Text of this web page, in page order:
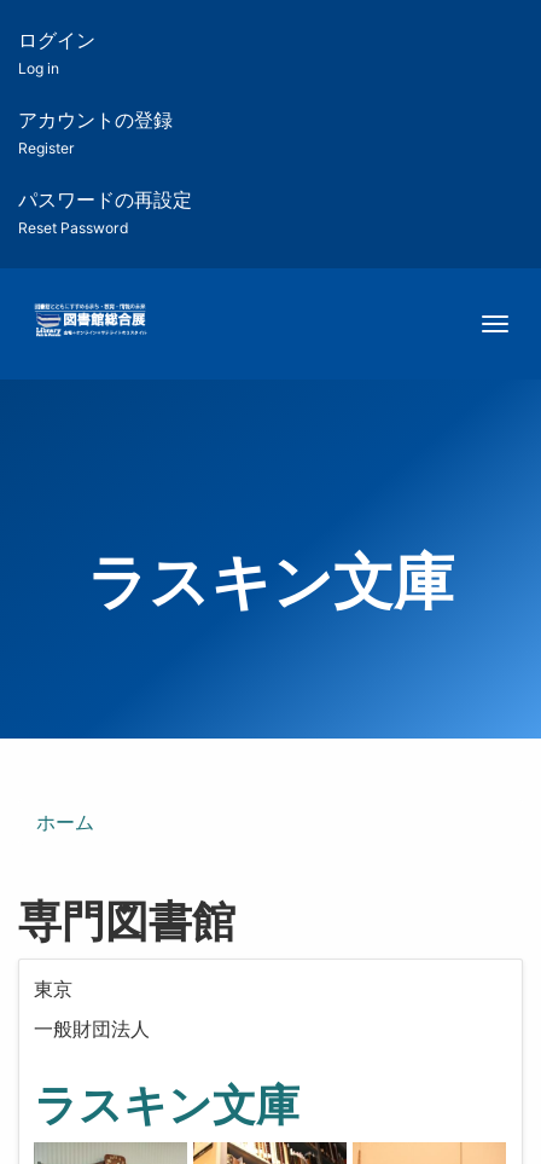
ツ
匿
名
ユ
ー
ー
用
メ
ログイン
Log in
アカウントの登録
Register
パスワードの再設定
Reset Password
ラスキン文庫
ホーム
専門図書館
東京
一般財団法人
ラスキン文庫